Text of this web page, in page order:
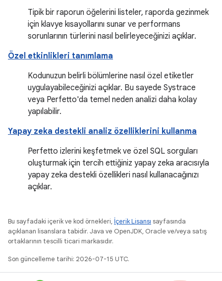
Tipik bir raporun öğelerini listeler, raporda gezinmek
için klavye kısayollarını sunar ve performans
sorunlarının türlerini nasıl belirleyeceğinizi açıklar.
Özel etkinlikleri tanımlama
Kodunuzun belirli bölümlerine nasıl özel etiketler
uygulayabileceğinizi açıklar. Bu sayede Systrace
veya Perfetto'da temel neden analizi daha kolay
yapılabilir.
Yapay zeka destekli analiz özelliklerini kullanma
Perfetto izlerini keşfetmek ve özel SQL sorguları
oluşturmak için tercih ettiğiniz yapay zeka aracısıyla
yapay zeka destekli özellikleri nasıl kullanacağınızı
açıklar.
Bu sayfadaki içerik ve kod örnekleri, İçerik Lisansı sayfasında
açıklanan lisanslara tabidir. Java ve OpenJDK, Oracle ve/veya satış
ortaklarının tescilli ticari markasıdır.
Son güncelleme tarihi: 2026-07-15 UTC.